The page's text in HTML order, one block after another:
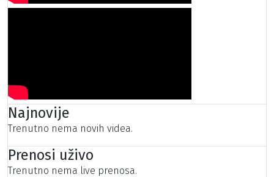
Najnovije
Trenutno nema novih videa.
Prenosi uživo
Trenutno nema live prenosa.